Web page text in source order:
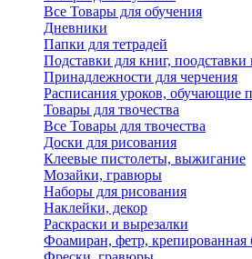
Все Товары для обучения
Дневники
Папки для тетрадей
Подставки для книг, поодставки
Принадлежности для черчения
Расписания уроков, обучающие
Товары для твочества
Все Товары для твочества
Доски для рисования
Клеевые пистолеты, выжигание
Мозайки, гравюры
Наборы для рисования
Наклейки, декор
Раскраски и вырезалки
Фоамиран, фетр, крепированная